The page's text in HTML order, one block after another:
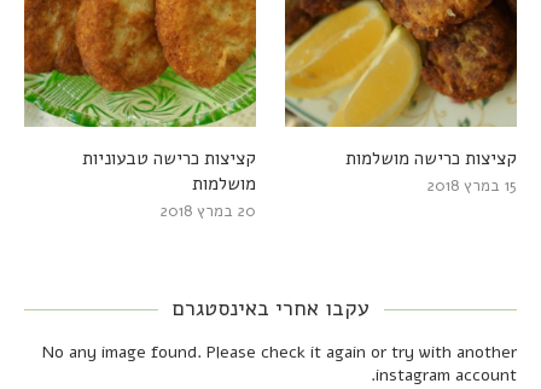
קציצות כרישה טבעוניות
מושלמות
20 במרץ 2018
קציצות כרישה מושלמות
15 במרץ 2018
עקבו אחרי באינסטגרם
No any image found. Please check it again or try with another
instagram account.